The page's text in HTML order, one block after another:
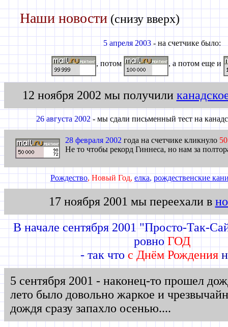
Наши новости(снизу вверх)
5 апреля 2003- на счетчике было:
, потом , а потом еще и
12 ноября 2002 мы получили
26 августа 2002- мы сдали письменный тест на
28 февраля 2002 года на счетчике кликнуло
Не то чтобы рекорд Гиннеса, но нам за
Рождество, Новый Год, елка, рождественские
17 ноября 2001 мы переехали в
В начале сентября 2001 "Просто-Так-
ровноГОД
- так чтос Днём Рождения
5 сентября 2001 - наконец-то прошел
лето было довольно жаркое и
дождя сразу запахло осенью....